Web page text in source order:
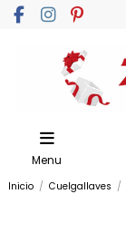
Menu
Inicio Cuelgallaves